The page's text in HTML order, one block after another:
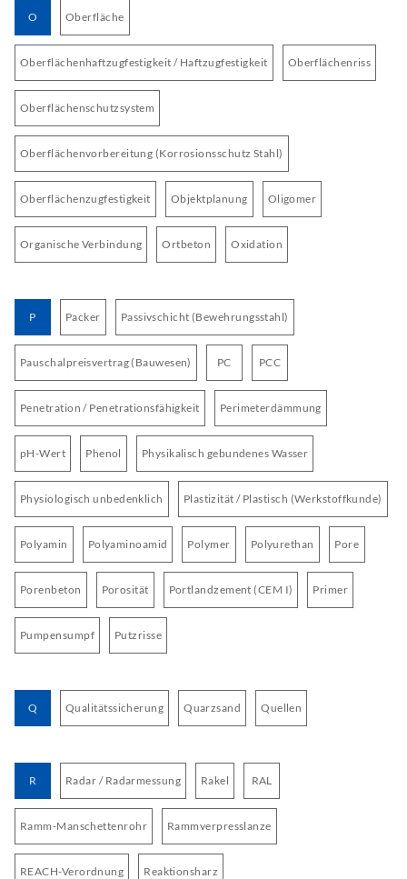
O Oberfläche
Oberflächenhaftzugfestigkeit / Haftzugfestigkeit Oberflächenriss
Oberflächenschutzsystem
Oberflächenvorbereitung (Korrosionsschutz Stahl)
Oberflächenzugfestigkeit Objektplanung Oligomer
Organische Verbindung Ortbeton Oxidation
P Packer Passivschicht (Bewehrungsstahl)
Pauschalpreisvertrag (Bauwesen) PC PCC
Penetration / Penetrationsfähigkeit Perimeterdämmung
pH-Wert Phenol Physikalisch gebundenes Wasser
Physiologisch unbedenklich Plastizität / Plastisch (Werkstoffkunde)
Polyamin Polyaminoamid Polymer Polyurethan Pore
Porenbeton Porosität Portlandzement (CEM I) Primer
Pumpensumpf Putzrisse
Q Qualitätssicherung Quarzsand Quellen
R Radar / Radarmessung Rakel RAL
Ramm-Manschettenrohr Rammverpresslanze
REACH-Verordnung Reaktionsharz